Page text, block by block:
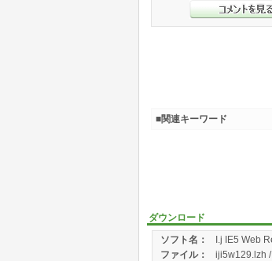
ダウンロード
ソフト名：
I.j IE5 Web
ファイル：
iji5w129.lzh
■関連キーワード